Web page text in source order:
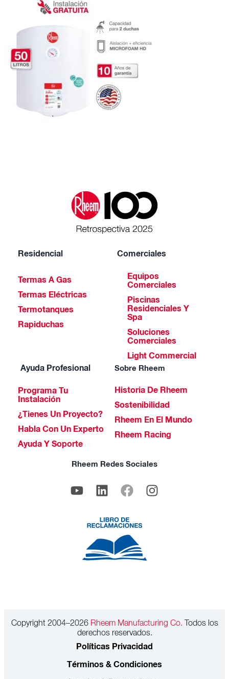
Residencial
Termas A Gas
Termas Eléctricas
Termotanques
Rapiduchas
Comerciales
Equipos
Comerciales
Piscinas
Residenciales Y
Spa
Soluciones
Comerciales
Light Commercial
Ayuda Profesional
Programa Tu
Instalación
¿Tienes Un Proyecto?
Habla Con Un Experto
Ayuda Y Soporte
Sobre Rheem
Historia De Rheem
Sostenibilidad
Rheem En El Mundo
Rheem Racing
Rheem Redes Sociales
Copyright 2004–2026Rheem Manufacturing Co. Todos los
derechos reservados.
Políticas Privacidad
Términos & Condiciones